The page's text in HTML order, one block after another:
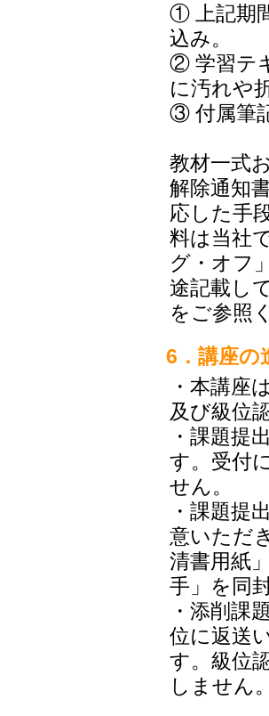
① 上記期
込み。
② 学習テ
に汚れや
③ 付属筆
教材一式
解除通知
応した手
料は当社
グ・オフ
途記載し
をご参照
6．講座の
・本講座
及び級位
・課題提
す。受付
せん。
・課題提
意いただ
清書用紙
手」を同
・添削課
位に返送
す。級位
しません